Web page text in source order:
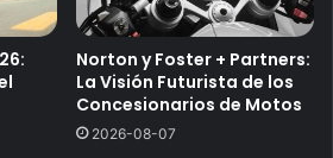
Norton y Foster + Partners:
La Visión Futurista de los
Concesionarios de Motos
2026-08-07